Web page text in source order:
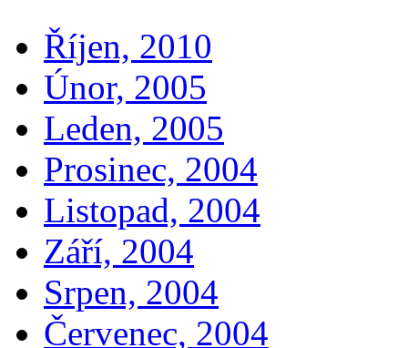
Říjen, 2010
Únor, 2005
Leden, 2005
Prosinec, 2004
Listopad, 2004
Září, 2004
Srpen, 2004
Červenec, 2004